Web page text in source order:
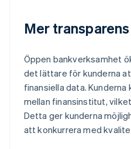
Mer
Öppen bankverksamhet
det lättare för kunderna
finansiella data.
mellan finansinstitut,
Detta ger kunderna
att konkurrera med
Australien